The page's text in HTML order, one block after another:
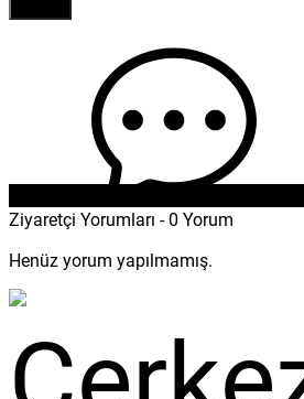
Ziyaretçi Yorumları - 0 Yorum
Henüz yorum yapılmamış.